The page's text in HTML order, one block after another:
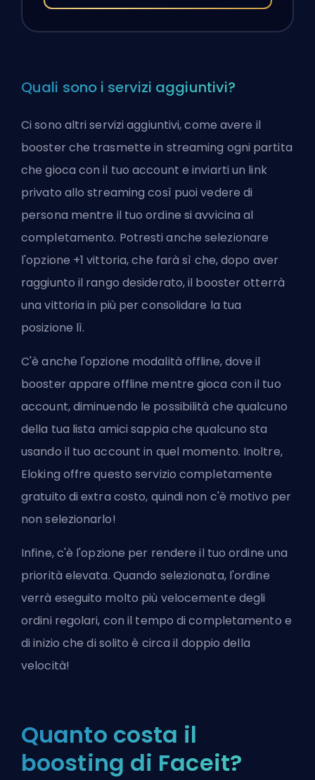
Quali sono i servizi aggiuntivi?
Ci sono altri servizi aggiuntivi, come avere il
booster che trasmette in streaming ogni partita
che gioca con il tuo account e inviarti un link
privato allo streaming così puoi vedere di
persona mentre il tuo ordine si avvicina al
completamento. Potresti anche selezionare
l'opzione +1 vittoria, che farà sì che, dopo aver
raggiunto il rango desiderato, il booster otterrà
una vittoria in più per consolidare la tua
posizione lì.
C'è anche l'opzione modalità offline, dove il
booster appare offline mentre gioca con il tuo
account, diminuendo le possibilità che qualcuno
della tua lista amici sappia che qualcuno sta
usando il tuo account in quel momento. Inoltre,
Eloking offre questo servizio completamente
gratuito di extra costo, quindi non c'è motivo per
non selezionarlo!
Infine, c'è l'opzione per rendere il tuo ordine una
priorità elevata. Quando selezionata, l'ordine
verrà eseguito molto più velocemente degli
ordini regolari, con il tempo di completamento e
di inizio che di solito è circa il doppio della
velocità!
Quanto costa il
boosting di Faceit?